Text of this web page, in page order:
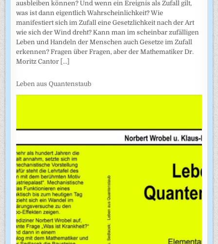
ausbleiben können? Und wenn ein Ereignis als Zufall gilt,
was ist dann eigentlich Wahrscheinlichkeit? Wie
manifestiert sich im Zufall eine Gesetzlichkeit nach der Art
wie sich der Wind dreht? Kann man im scheinbar zufälligen
Leben und Handeln der Menschen auch Gesetze im Zufall
erkennen? Fragen über Fragen, aber der Mathematiker Dr.
Moritz Cantor [...]
Leben aus Quantenstaub